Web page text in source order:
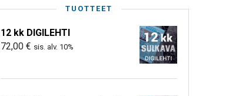
TUOTTEET
12 kk DIGILEHTI
72,00 € sis. alv. 10%